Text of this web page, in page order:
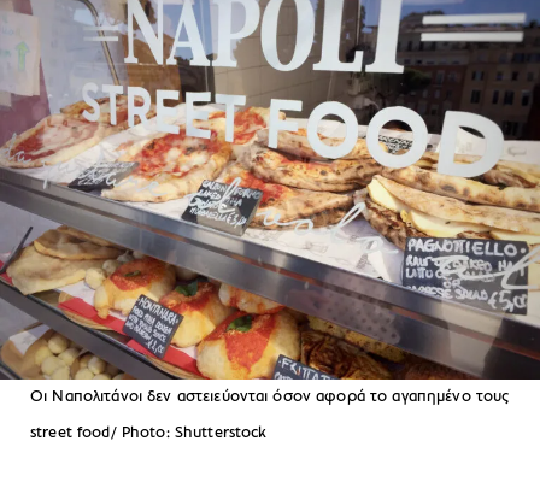
Οι Ναπολιτάνοι δεν αστειεύονται όσον αφορά το αγαπημένο τους
street food/ Photo: Shutterstock